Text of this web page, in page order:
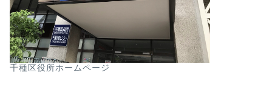
千種区役所ホームページ